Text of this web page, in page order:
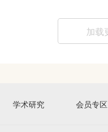
加载
学术研究 会员专区